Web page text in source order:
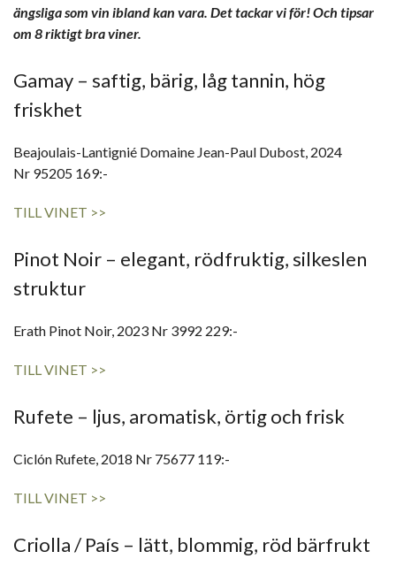
ängsliga som vin ibland kan vara. Det tackar vi för! Och tipsar
om 8 riktigt bra viner.
Gamay – saftig, bärig, låg tannin, hög
friskhet
Beajoulais-Lantignié Domaine Jean-Paul Dubost, 2024
Nr 95205 169:-
TILL VINET >>
Pinot Noir – elegant, rödfruktig, silkeslen
struktur
Erath Pinot Noir, 2023 Nr 3992 229:-
TILL VINET >>
Rufete – ljus, aromatisk, örtig och frisk
Ciclón Rufete, 2018 Nr 75677 119:-
TILL VINET >>
Criolla / País – lätt, blommig, röd bärfrukt